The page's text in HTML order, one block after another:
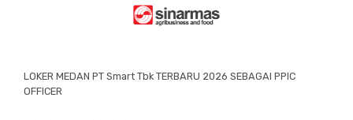
LOKER MEDAN PT Smart Tbk TERBARU 2026 SEBAGAI PPIC
OFFICER